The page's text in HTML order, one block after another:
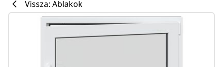
Vissza: Ablakok